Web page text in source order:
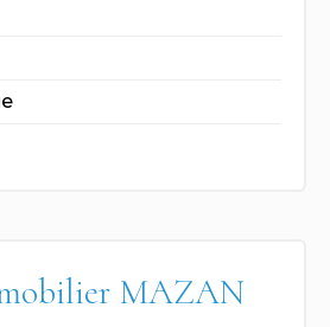
MAZAN